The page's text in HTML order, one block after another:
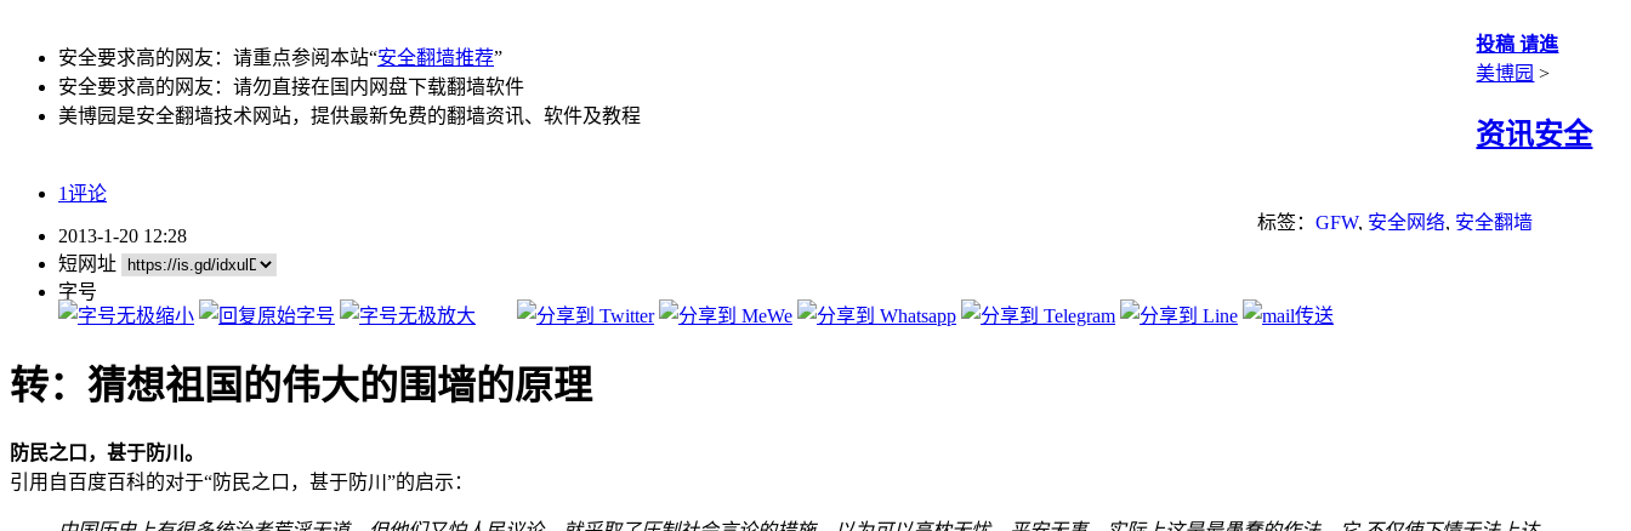
安全要求高的网友：请重点参阅本站“安全翻墙推荐”
安全要求高的网友：请勿直接在国内网盘下载翻墙软件
美博园是安全翻墙技术网站，提供最新免费的翻墙资讯、软件及教程
投稿 请進
美博园 >
资讯安全
1评论
标签： GFW, 安全网络, 安全翻墙
2013-1-20 12:28
短网址
字号
转：猜想祖国的伟大的围墙的原理
防民之口，甚于防川。
引用自百度百科的对于“防民之口，甚于防川”的启示：